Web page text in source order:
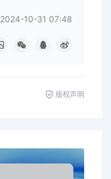
2024-10-31 07:48
版权声明